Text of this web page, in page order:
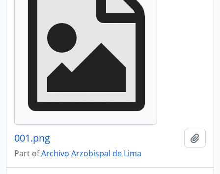
001.png
Part ofArchivo Arzobispal de Lima